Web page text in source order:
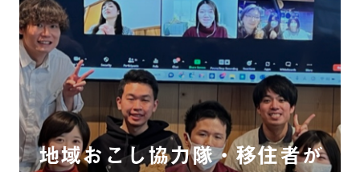
地域おこし協力隊・移住者が